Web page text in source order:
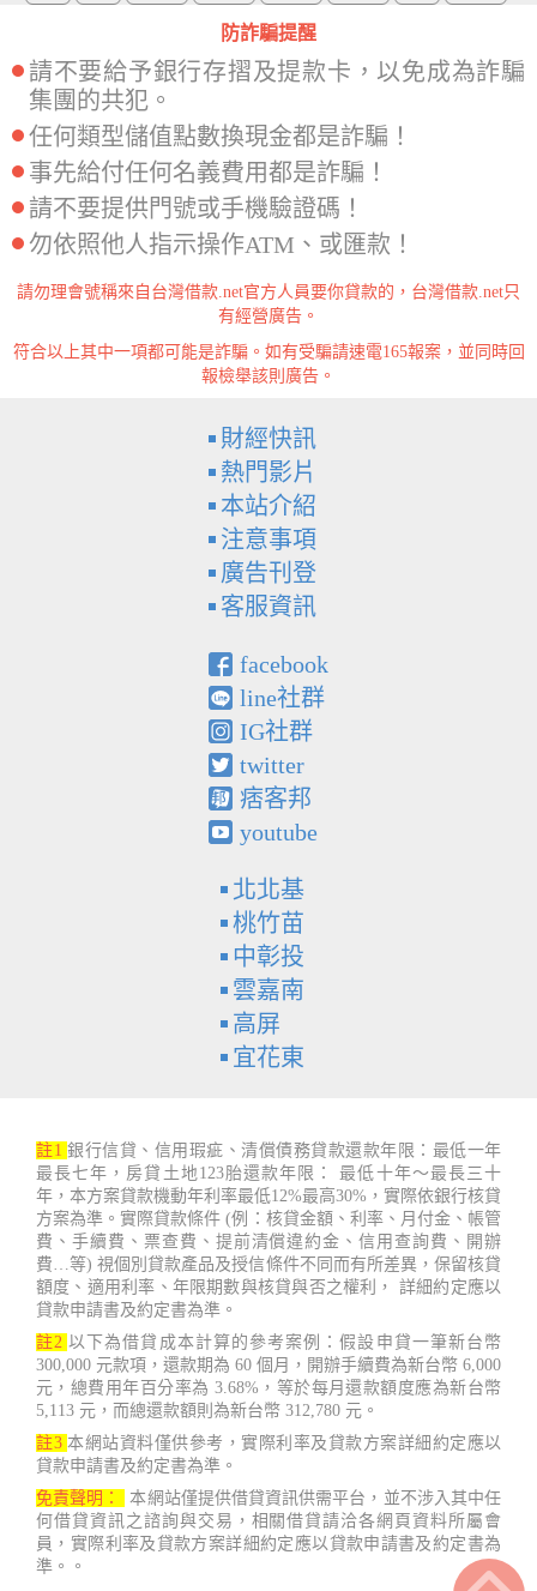
防詐騙提醒
請不要給予銀行存摺及提款卡，以免成為詐騙
集團的共犯。
任何類型儲值點數換現金都是詐騙！
事先給付任何名義費用都是詐騙！
請不要提供門號或手機驗證碼！
勿依照他人指示操作ATM、或匯款！
請勿理會號稱來自台灣借款.net官方人員要你貸款的，台灣借款.net只
有經營廣告。
符合以上其中一項都可能是詐騙。如有受騙請速電165報案，並同時回
報檢舉該則廣告。
財經快訊
熱門影片
本站介紹
注意事項
廣告刊登
客服資訊
facebook
line社群
IG社群
twitter
痞客邦
youtube
北北基
桃竹苗
中彰投
雲嘉南
高屏
宜花東
註1 銀行信貸、信用瑕疵、清償債務貸款還款年限：最低一年
最長七年，房貸土地123胎還款年限： 最低十年～最長三十
年，本方案貸款機動年利率最低12%最高30%，實際依銀行核貸
方案為準。實際貸款條件 (例：核貸金額、利率、月付金、帳管
費、手續費、票查費、提前清償違約金、信用查詢費、開辦
費…等) 視個別貸款產品及授信條件不同而有所差異，保留核貸
額度、適用利率、年限期數與核貸與否之權利， 詳細約定應以
貸款申請書及約定書為準。
註2 以下為借貸成本計算的參考案例：假設申貸一筆新台幣
300,000 元款項，還款期為 60 個月，開辦手續費為新台幣 6,000
元，總費用年百分率為 3.68%，等於每月還款額度應為新台幣
5,113 元，而總還款額則為新台幣 312,780 元。
註3 本網站資料僅供參考，實際利率及貸款方案詳細約定應以
貸款申請書及約定書為準。
免責聲明：
本網站僅提供借貸資訊供需平台，並不涉入其中任
何借貸資訊之諮詢與交易，相關借貸請洽各網頁資料所屬會
員，實際利率及貸款方案詳細約定應以貸款申請書及約定書為
準。。